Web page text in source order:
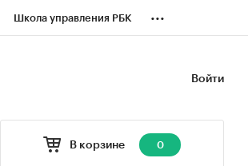
Школа управления РБК ...
Войти
В корзине 0